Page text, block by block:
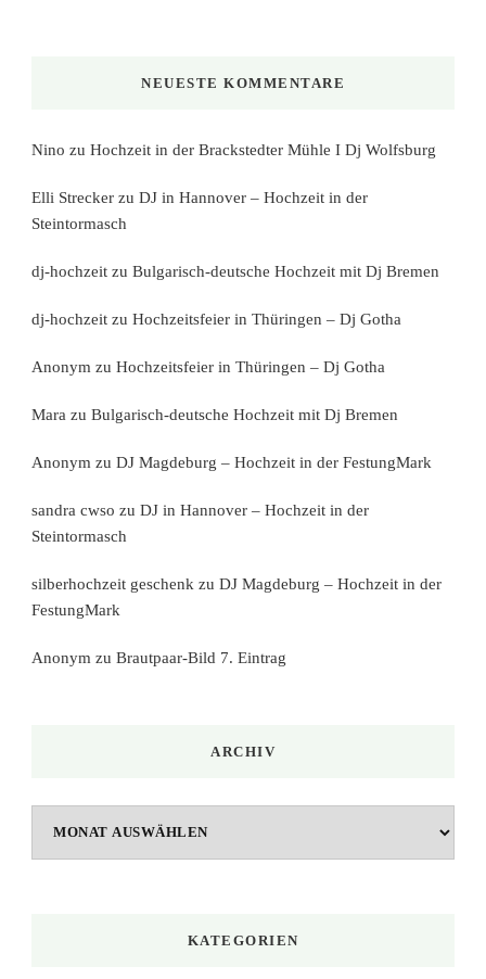
NEUESTE KOMMENTARE
Nino zu Hochzeit in der Brackstedter Mühle I Dj Wolfsburg
Elli Strecker zu DJ in Hannover – Hochzeit in der
Steintormasch
dj-hochzeit zu Bulgarisch-deutsche Hochzeit mit Dj Bremen
dj-hochzeit zu Hochzeitsfeier in Thüringen – Dj Gotha
Anonym zu Hochzeitsfeier in Thüringen – Dj Gotha
Mara zu Bulgarisch-deutsche Hochzeit mit Dj Bremen
Anonym zu DJ Magdeburg – Hochzeit in der FestungMark
sandra cwso zu DJ in Hannover – Hochzeit in der
Steintormasch
silberhochzeit geschenk zu DJ Magdeburg – Hochzeit in der
FestungMark
Anonym zu Brautpaar-Bild 7. Eintrag
ARCHIV
KATEGORIEN